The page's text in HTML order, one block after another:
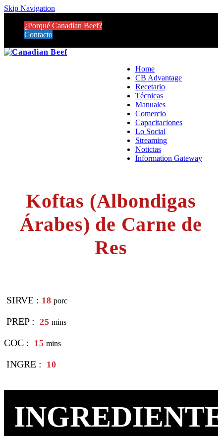
Skip Navigation
¿Porqué Canadian Beef?
Contacto
Home
CB Advantage
Recetario
Técnicas
Manuales
Comercio
Capacitaciones
Lo Social
Streaming
Noticias
Information Gateway
Koftas (Albondigas
Árabes) de Carne de
Res
SIRVE : 18 porc
PREP : 25 mins
COC : 15 mins
INGRE : 10